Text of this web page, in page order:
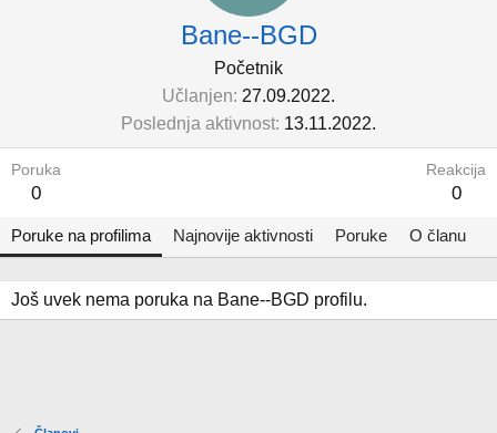
Bane--BGD
Početnik
Učlanjen 27.09.2022.
Poslednja aktivnost 13.11.2022.
Poruka
0
Reakcija
0
Poruke na profilima Najnovije aktivnosti Poruke O članu
Još uvek nema poruka na Bane--BGD profilu.